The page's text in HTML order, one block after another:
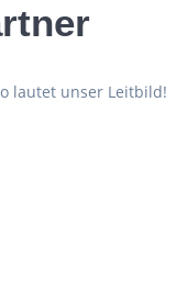
lautet unser Leitbild!